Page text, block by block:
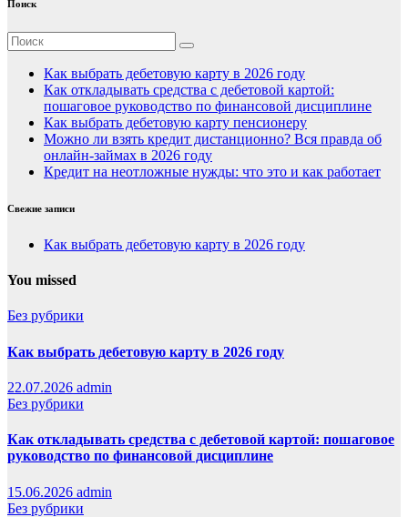
Поиск
Как выбрать дебетовую карту в 2026 году
Как откладывать средства с дебетовой картой:
пошаговое руководство по финансовой дисциплине
Как выбрать дебетовую карту пенсионеру
Можно ли взять кредит дистанционно? Вся правда об
онлайн-займах в 2026 году
Кредит на неотложные нужды: что это и как работает
Свежие записи
Как выбрать дебетовую карту в 2026 году
You missed
Без рубрики
Как выбрать дебетовую карту в 2026 году
22.07.2026 admin
Без рубрики
Как откладывать средства с дебетовой картой: пошаговое
руководство по финансовой дисциплине
15.06.2026 admin
Без рубрики